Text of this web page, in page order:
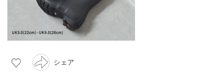
シェア